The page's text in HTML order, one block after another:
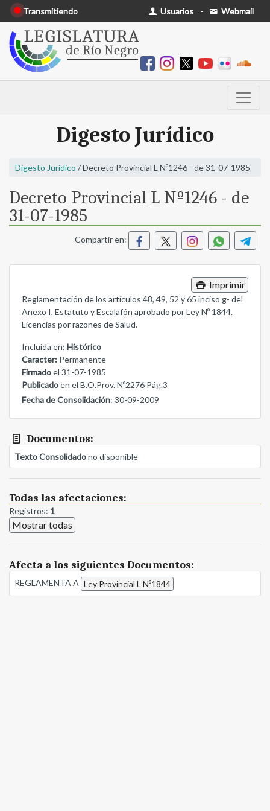
Transmitiendo Usuarios - Webmail
Digesto Jurídico
Digesto Jurídico / Decreto Provincial L Nº1246 - de 31-07-1985
Decreto Provincial L Nº1246 - de
31-07-1985
Compartir en:
Imprimir
Reglamentación de los artículos 48, 49, 52 y 65 inciso g- del
Anexo I, Estatuto y Escalafón aprobado por Ley Nº 1844.
Licencias por razones de Salud.
Incluida en: Histórico
Caracter: Permanente
Firmadoel 31-07-1985
Publicadoen el B.O.Prov. Nº2276 Pág.3
Fecha de Consolidación: 30-09-2009
Documentos:
Texto Consolidadono disponible
Todas las afectaciones:
Registros: 1
Mostrar todas
Afecta a los siguientes Documentos:
REGLAMENTA A Ley Provincial L Nº1844